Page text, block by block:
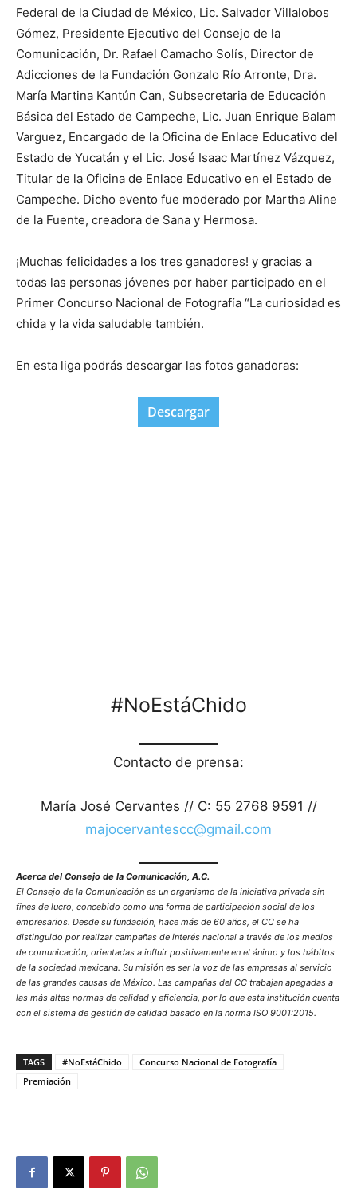
Federal de la Ciudad de México, Lic. Salvador Villalobos
Gómez, Presidente Ejecutivo del Consejo de la
Comunicación, Dr. Rafael Camacho Solís, Director de
Adicciones de la Fundación Gonzalo Río Arronte, Dra.
María Martina Kantún Can, Subsecretaria de Educación
Básica del Estado de Campeche, Lic. Juan Enrique Balam
Varguez, Encargado de la Oficina de Enlace Educativo del
Estado de Yucatán y el Lic. José Isaac Martínez Vázquez,
Titular de la Oficina de Enlace Educativo en el Estado de
Campeche. Dicho evento fue moderado por Martha Aline
de la Fuente, creadora de Sana y Hermosa.
¡Muchas felicidades a los tres ganadores! y gracias a
todas las personas jóvenes por haber participado en el
Primer Concurso Nacional de Fotografía “La curiosidad es
chida y la vida saludable también.
En esta liga podrás descargar las fotos ganadoras:
Descargar
#NoEstáChido
Contacto de prensa:
María José Cervantes // C: 55 2768 9591 //
majocervantescc@gmail.com
Acerca del Consejo de la Comunicación, A.C.
El Consejo de la Comunicación es un organismo de la iniciativa privada sin
fines de lucro, concebido como una forma de participación social de los
empresarios. Desde su fundación, hace más de 60 años, el CC se ha
distinguido por realizar campañas de interés nacional a través de los medios
de comunicación, orientadas a influir positivamente en el ánimo y los hábitos
de la sociedad mexicana. Su misión es ser la voz de las empresas al servicio
de las grandes causas de México. Las campañas del CC trabajan apegadas a
las más altas normas de calidad y eficiencia, por lo que esta institución cuenta
con el sistema de gestión de calidad basado en la norma ISO 9001:2015.
TAGS #NoEstáChido
Concurso Nacional de Fotografía
Premiación